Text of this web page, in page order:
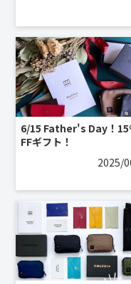
6/15 Father's Day！
FFギフト！
2025/